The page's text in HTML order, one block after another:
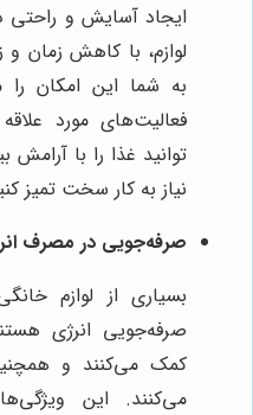
ایجاد آسایش و راحتی
لوازم، با کاهش زمان و
به شما این امکان
فعالیت‌های مورد
توانید غذا را با آرامش
نیاز به کار سخت تمیز
صرفه‌جویی در مصرف
بسیاری از لوازم
صرفه‌جویی انرژی
کمک می‌کنند و
می‌کنند. این